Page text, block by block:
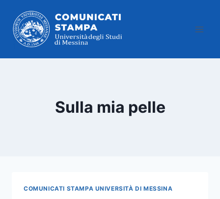
contenuto
Sulla mia pelle
COMUNICATI STAMPA UNIVERSITÀ DI MESSINA